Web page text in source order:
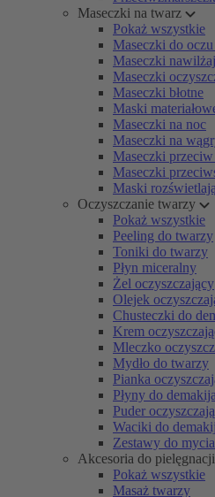
Maseczki na twarz
Pokaż wszystkie
Maseczki do
Maseczki
Maseczki
Maseczki błotne
Maski
Maseczki na noc
Maseczki na
Maseczki
Maseczki
Maski
Oczyszczanie twarzy
Pokaż wszystkie
Peeling do twarzy
Toniki do twarzy
Płyn miceralny
Żel oczyszczający
Olejek
Chusteczki do
Krem
Mleczko
Mydło do twarzy
Pianka
Płyny do
Puder
Waciki do
Zestawy do
Akcesoria do
Pokaż wszystkie
Masaż twarzy